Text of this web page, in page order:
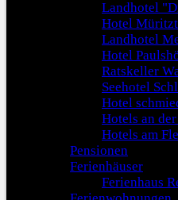
Landhotel
Hotel
Landhotel
Hotel
Ratskeller
Seehotel
Hotel
Hotels an
Hotels am
Pensionen
Ferienhäuser
Ferienhaus